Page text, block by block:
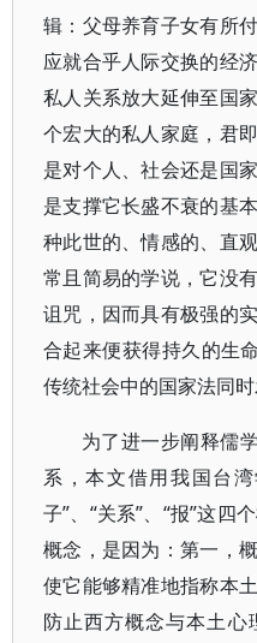
辑：父母养育子女有所
应就合乎人际交换的经
私人关系放大延伸至国
个宏大的私人家庭，君
是对个人、社会还是国
是支撑它长盛不衰的基
种此世的、情感的、直
常且简易的学说，它没
诅咒，因而具有极强的
合起来便获得持久的生
传统社会中的国家法同时
为了进一步阐释儒
系，本文借用我国台
子”、“关系”、“报”这四
概念，是因为：第一，
使它能够精准地指称本
防止西方概念与本土心